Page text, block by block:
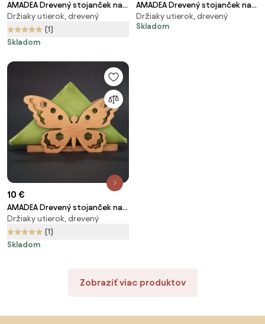
AMADEA Drevený stojanček na
obrúsky v tvare kvetu, masívne
drevo, 12,5x6,5x3,5 cm
Držiaky utierok, drevený
(1)
Skladom
AMADEA Drevený stojanček na
obrúsky s motívom vetvičiek,
masívne drevo, 12,5x6,5x3,5 cm
Držiaky utierok, drevený
Skladom
10 €
AMADEA Drevený stojanček na
obrúsky v tvare motýľa,
masívne drevo, 12,5x7,5x3,5 cm
Držiaky utierok, drevený
(1)
Skladom
Zobraziť viac produktov